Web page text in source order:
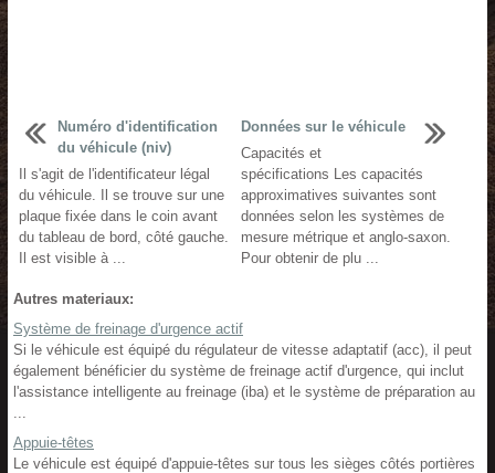
Numéro d'identification
du véhicule (niv)
Il s'agit de l'identificateur légal
du véhicule. Il se trouve sur une
plaque fixée dans le coin avant
du tableau de bord, côté gauche.
Il est visible à ...
Données sur le véhicule
Capacités et
spécifications Les capacités
approximatives suivantes sont
données selon les systèmes de
mesure métrique et anglo-saxon.
Pour obtenir de plu ...
Autres materiaux:
Système de freinage d'urgence actif
Si le véhicule est équipé du régulateur de vitesse adaptatif (acc), il peut
également bénéficier du système de freinage actif d'urgence, qui inclut
l'assistance intelligente au freinage (iba) et le système de préparation au
...
Appuie-têtes
Le véhicule est équipé d'appuie-têtes sur tous les sièges côtés portières